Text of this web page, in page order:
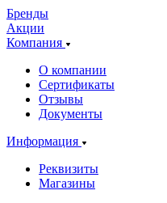
Бренды
Акции
Компания
О компании
Сертификаты
Отзывы
Документы
Информация
Реквизиты
Магазины